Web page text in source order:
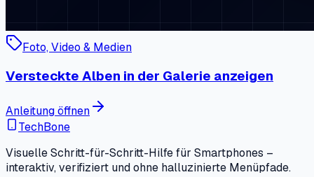
Foto, Video & Medien
Versteckte Alben in der Galerie anzeigen
Anleitung öffnen
TechBone
Visuelle Schritt-für-Schritt-Hilfe für Smartphones –
interaktiv, verifiziert und ohne halluzinierte Menüpfade.